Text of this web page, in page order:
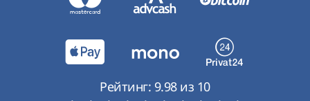
Рейтинг: 9.98из 10